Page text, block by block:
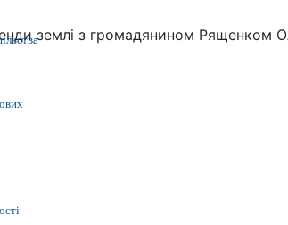
землі з громадянином Рященком